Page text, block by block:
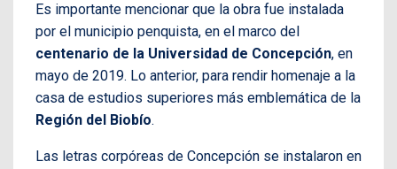
Es importante mencionar que la obra fue instalada
por el municipio penquista, en el marco del
centenario de la Universidad de Concepción, en
mayo de 2019. Lo anterior, para rendir homenaje a la
casa de estudios superiores más emblemática de la
Región del Biobío.
Las letras corpóreas de Concepción se instalaron en